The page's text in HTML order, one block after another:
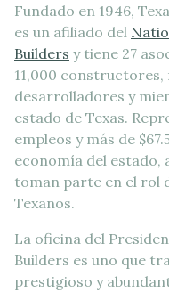
Fundado en 1946,
es un afiliado del
Builders y tiene 27
11,000 constructores,
desarrolladores y
estado de Texas.
empleos y más de
economía del estado,
toman parte en el rol
Texanos.
La oficina del
Builders es uno que
prestigioso y